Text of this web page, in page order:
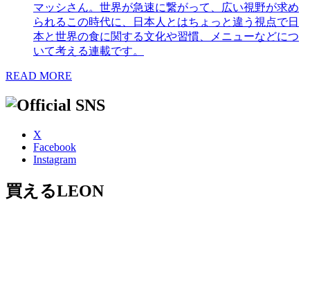
マッシさん。世界が急速に繋がって、広い視野が求め
られるこの時代に、日本人とはちょっと違う視点で日
本と世界の食に関する文化や習慣、メニューなどにつ
いて考える連載です。
READ MORE
X
Facebook
Instagram
買えるLEON